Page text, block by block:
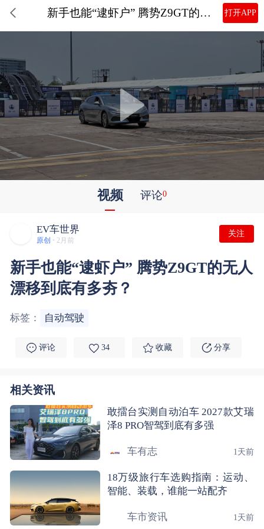
新手也能“逮虾户” 腾势Z9GT的无人漂移到底有多夯？ 打开APP
视频 评论0
EV车世界
原创 · 2月前
关注
新手也能“逮虾户” 腾势Z9GT的无人
漂移到底有多夯？
标签： 自动驾驶
评论 34 收藏 分享
相关资讯
敢擂台实测自动泊车 2027款艾瑞
泽8 PRO智驾到底有多强
车有志 1天前
18万级旅行车选购指南：运动、
智能、装载，谁能一站配齐
车市资讯 1天前